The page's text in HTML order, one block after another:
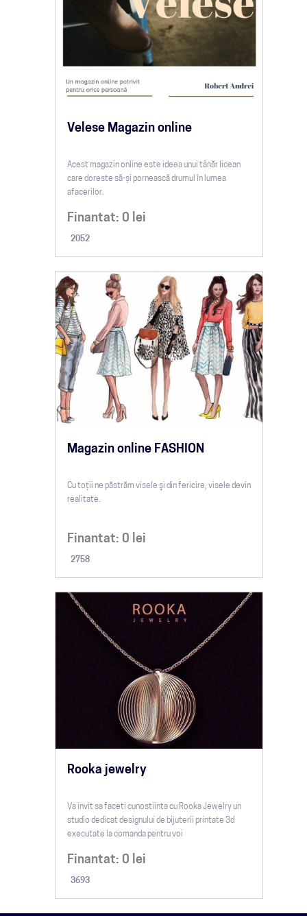
Velese Magazin online
Acest magazin online este ideea unui tânăr licean
care doreste să-și pornească drumul în lumea
afacerilor.
Finantat: 0 lei
2052
Magazin online FASHION
Cu toţii ne păstrăm visele şi din fericire, visele devin
realitate.
Finantat: 0 lei
2758
Rooka jewelry
Va invit sa faceti cunostiinta cu Rooka Jewelry un
studio dedicat designului de bijuterii printate 3d
executate la comanda pentru voi
Finantat: 0 lei
3693